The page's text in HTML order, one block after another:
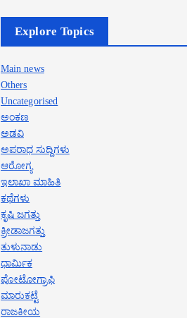
Explore Topics
Main news
Others
Uncategorised
ಅಂಕಣ
ಅಡವಿ
ಅಪರಾಧ ಸುದ್ದಿಗಳು
ಆರೋಗ್ಯ
ಇಲಾಖಾ ಮಾಹಿತಿ
ಕಥೆಗಳು
ಕೃಷಿ ಜಗತ್ತು
ಕ್ರೀಡಾಜಗತ್ತು
ತುಳುನಾಡು
ಧಾರ್ಮಿಕ
ಪೋಟೋಗ್ರಾಫಿ
ಮಾರುಕಟ್ಟೆ
ರಾಜಕೀಯ